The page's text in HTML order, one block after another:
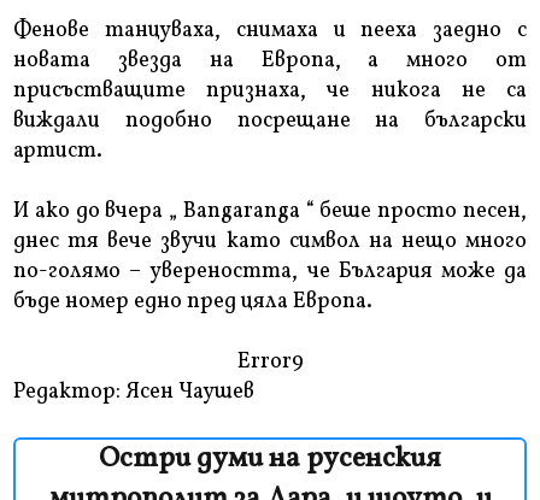
Фенове танцуваха, снимаха и пееха заедно с
новата звезда на Европа, а много от
присъстващите признаха, че никога не са
виждали подобно посрещане на български
артист.
И ако до вчера „ Bangaranga “ беше просто песен,
днес тя вече звучи като символ на нещо много
по-голямо – увереността, че България може да
бъде номер едно пред цяла Европа.
Error9
Редактор: Ясен Чаушев
Остри думи на русенския